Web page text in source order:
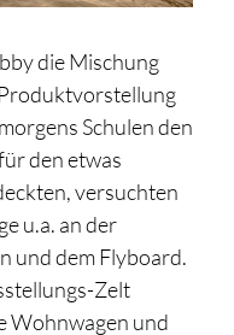
die Mischung
Schulen den
den etwas
versuchten
u.a. an der
und dem Flyboard.
Zelt
Wohnwagen und